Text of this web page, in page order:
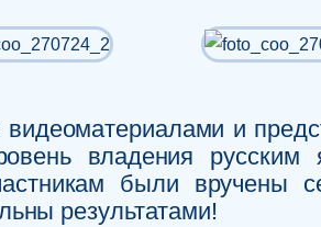
видеоматериалами и
владения
были
результатами!